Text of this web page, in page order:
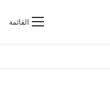
القائمةبحث عن